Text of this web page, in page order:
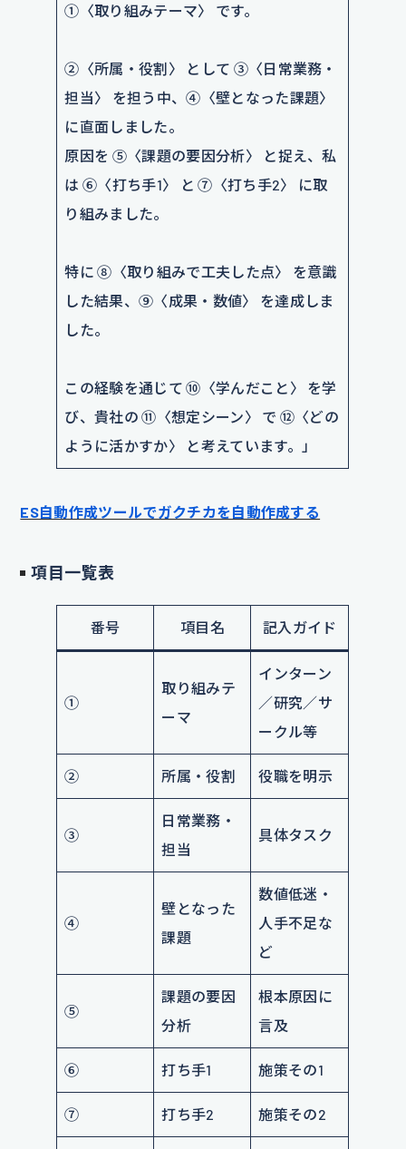
①〈取り組みテーマ〉 です。
②〈所属・役割〉 として ③〈日常業務・
担当〉 を担う中、④〈壁となった課題〉
に直面しました。
原因を ⑤〈課題の要因分析〉 と捉え、私
は ⑥〈打ち手1〉 と ⑦〈打ち手2〉 に取
り組みました。
特に ⑧〈取り組みで工夫した点〉 を意識
した結果、⑨〈成果・数値〉 を達成しま
した。
この経験を通じて ⑩〈学んだこと〉 を学
び、貴社の ⑪〈想定シーン〉 で ⑫〈どの
ように活かすか〉 と考えています。」
ES自動作成ツールでガクチカを自動作成する
項目一覧表
番号 項目名 記入ガイド
①
取り組みテ
ーマ
インターン
／研究／サ
ークル等
② 所属・役割 役職を明示
③
日常業務・
担当
具体タスク
④
壁となった
課題
数値低迷・
人手不足な
ど
⑤
課題の要因
分析
根本原因に
言及
⑥ 打ち手1 施策その1
⑦ 打ち手2 施策その2